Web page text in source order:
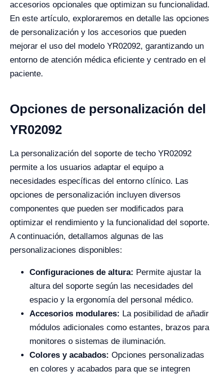
accesorios opcionales que optimizan su funcionalidad.
En este artículo, exploraremos en detalle las opciones
de personalización y los accesorios que pueden
mejorar el uso del modelo YR02092, garantizando un
entorno de atención médica eficiente y centrado en el
paciente.
Opciones de personalización del
YR02092
La personalización del soporte de techo YR02092
permite a los usuarios adaptar el equipo a
necesidades específicas del entorno clínico. Las
opciones de personalización incluyen diversos
componentes que pueden ser modificados para
optimizar el rendimiento y la funcionalidad del soporte.
A continuación, detallamos algunas de las
personalizaciones disponibles:
Configuraciones de altura: Permite ajustar la
altura del soporte según las necesidades del
espacio y la ergonomía del personal médico.
Accesorios modulares: La posibilidad de añadir
módulos adicionales como estantes, brazos para
monitores o sistemas de iluminación.
Colores y acabados: Opciones personalizadas
en colores y acabados para que se integren